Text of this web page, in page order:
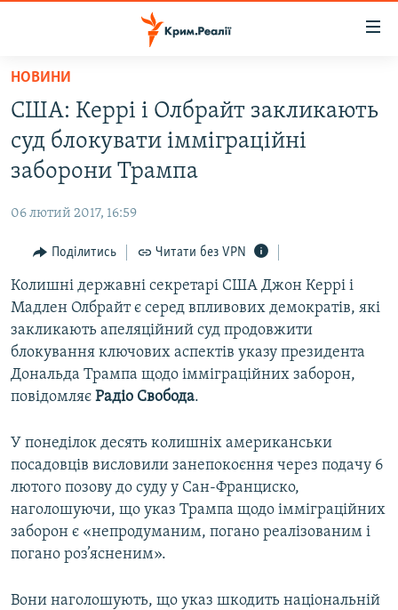
Перейти
основного
матеріалу
Перейти
до
основної
Перейти
пошуку
ВОДА.КРИМ
ВІДЕО ТА ФОТО
БЛОГИ
ПОГЛЯД
ІНТЕРВ'Ю
ВСЕ ЗА ДЕНЬ
СПЕЦПРОЕКТИ
ДЕПОРТАЦІЯ
СВІДЧЕННЯ ОКУПАЦІЇ
УКРАЇНСЬКА ПРОБЛЕМА КРИМУ
ІНФОГРАФІКА
ЯК ОБІЙТИ БЛОКУВАННЯ
Qırımtatar
ДОЛУЧАЙСЯ!
Усі сайти RFE/RL
НОВИНИ
США: Керрі і Олбрайт закликають
суд блокувати імміграційні
заборони Трампа
06 лютий 2017, 16:59
Поділитись Читати без VPN
Колишні державні секретарі США Джон Керрі і
Мадлен Олбрайт є серед впливових демократів, які
закликають апеляційний суд продовжити
блокування ключових аспектів указу президента
Дональда Трампа щодо імміграційних заборон,
повідомляє Радіо Свобода.
У понеділок десять колишніх американськи
посадовців висловили занепокоєння через подачу 6
лютого позову до суду у Сан-Франциско,
наголошуючи, що указ Трампа щодо імміграційних
заборон є «непродуманим, погано реалізованим і
погано роз’ясненим».
Вони наголошують, що указ шкодить національній